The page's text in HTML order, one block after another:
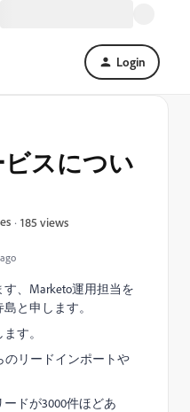
Login
スについ
185 views
、Marketo運用担当を
と申します。
す。
のリードインポートや
ドが3000件ほどあ